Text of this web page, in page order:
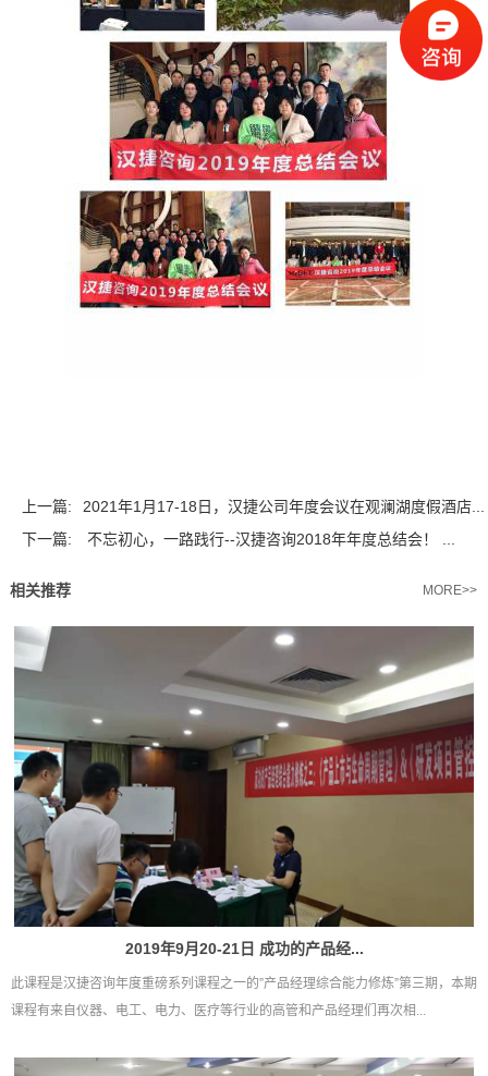
上一篇:
2021年1月17-18日，汉捷公司年度会议在观澜湖度假酒店...
下一篇:
不忘初心，一路践行--汉捷咨询2018年年度总结会！ ...
相关推荐 MORE>>
2019年9月20-21日 成功的产品经...
此课程是汉捷咨询年度重磅系列课程之一的”产品经理综合能力修炼”第三期，本期
课程有来自仪器、电工、电力、医疗等行业的高管和产品经理们再次相...